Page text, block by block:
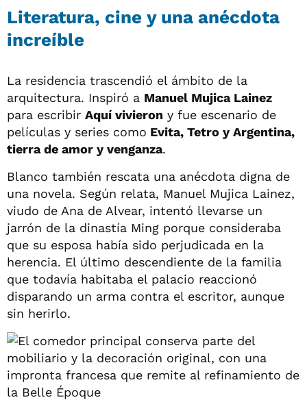
Literatura, cine y una anécdota
increíble
La residencia trascendió el ámbito de la
arquitectura. Inspiró a Manuel Mujica Lainez
para escribir Aquí vivieron y fue escenario de
películas y series como Evita, Tetro y Argentina,
tierra de amor y venganza.
Blanco también rescata una anécdota digna de
una novela. Según relata, Manuel Mujica Lainez,
viudo de Ana de Alvear, intentó llevarse un
jarrón de la dinastía Ming porque consideraba
que su esposa había sido perjudicada en la
herencia. El último descendiente de la familia
que todavía habitaba el palacio reaccionó
disparando un arma contra el escritor, aunque
sin herirlo.